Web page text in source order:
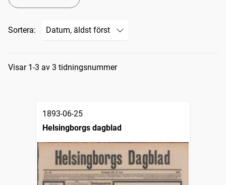
Sortera:
Sökresultat
Visar 1-3 av 3 tidningsnummer
1893-06-25
Helsingborgs dagblad